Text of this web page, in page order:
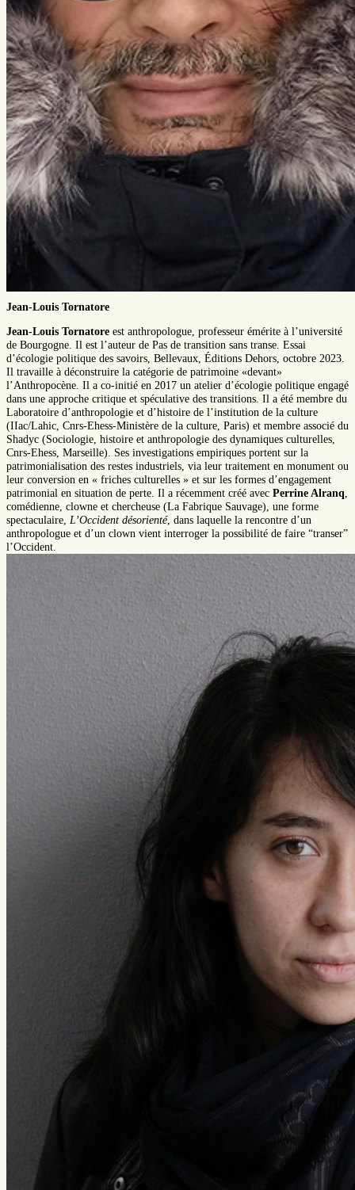
Jean-Louis Tornatore
Jean-Louis Tornatore est anthropologue, professeur émérite à l’université
de Bourgogne. Il est l’auteur de Pas de transition sans transe. Essai
d’écologie politique des savoirs, Bellevaux, Éditions Dehors, octobre 2023.
Il travaille à déconstruire la catégorie de patrimoine «devant»
l’Anthropocène. Il a co-initié en 2017 un atelier d’écologie politique engagé
dans une approche critique et spéculative des transitions. Il a été membre du
Laboratoire d’anthropologie et d’histoire de l’institution de la culture
(IIac/Lahic, Cnrs-Ehess-Ministère de la culture, Paris) et membre associé du
Shadyc (Sociologie, histoire et anthropologie des dynamiques culturelles,
Cnrs-Ehess, Marseille). Ses investigations empiriques portent sur la
patrimonialisation des restes industriels, via leur traitement en monument ou
leur conversion en « friches culturelles » et sur les formes d’engagement
patrimonial en situation de perte. Il a récemment créé avec Perrine Alranq
comédienne, clowne et chercheuse (La Fabrique Sauvage), une forme
spectaculaire, L’Occident désorienté, dans laquelle la rencontre d’un
anthropologue et d’un clown vient interroger la possibilité de faire “transer”
l’Occident.